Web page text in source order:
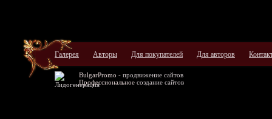
Галерея Авторы Для покупателей Для авторов
BulgarPromo - продвижение сайтов
Профессиональное создание сайтов